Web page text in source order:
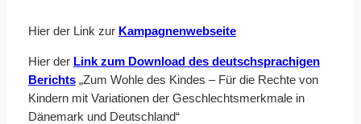
Hier der Link zur Kampagnenwebseite
Hier der Link zum Download des deutschsprachigen
Berichts„Zum Wohle des Kindes – Für die Rechte von
Kindern mit Variationen der Geschlechtsmerkmale in
Dänemark und Deutschland“